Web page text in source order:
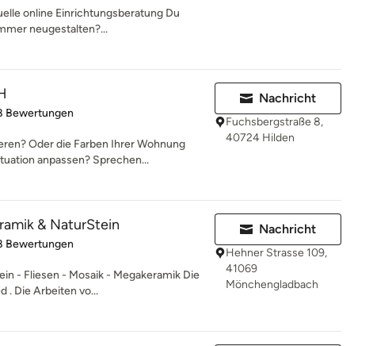
online Einrichtungsberatung Du
neugestalten?...
5 von 5 Sternen
Bewertungen
Oder die Farben Ihrer Wohnung
anpassen? Sprechen...
Nachricht
Fuchsbergstraße 8,
40724 Hilden
& NaturStein
5 von 5 Sternen
Bewertungen
- Fliesen - Mosaik - Megakeramik Die
. Die Arbeiten vo...
Nachricht
Hehner Strasse 109,
41069
Mönchengladbach